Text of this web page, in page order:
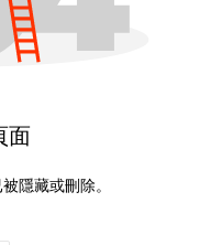
面
隱藏或刪除。